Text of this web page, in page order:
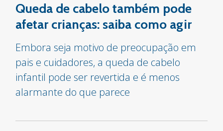
Queda de cabelo também pode
afetar crianças: saiba como agir
Embora seja motivo de preocupação em
pais e cuidadores, a queda de cabelo
infantil pode ser revertida e é menos
alarmante do que parece